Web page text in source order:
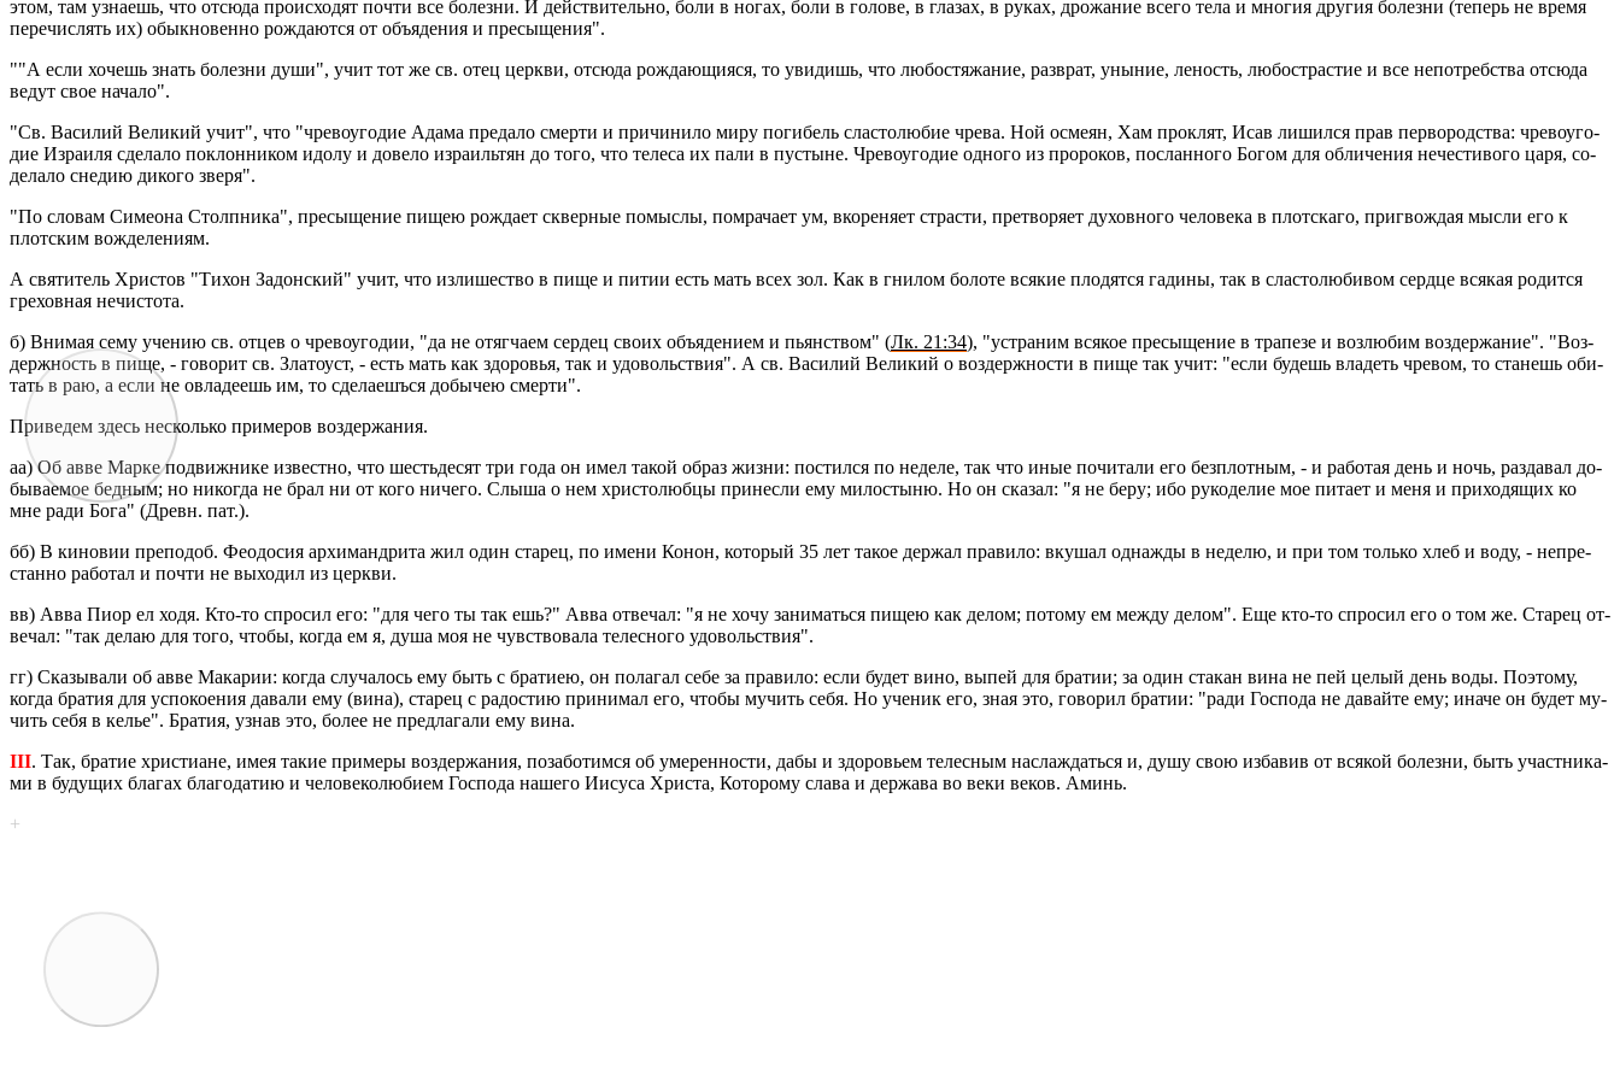
этом, там узна­ешь, что от­сю­да про­ис­хо­дят почти все бо­лез­ни. И дей­стви­тель­но, боли в ногах, боли в го­ло­ве, в гла­зах, в руках, дро­жа­ние всего тела и мно­гия дру­гия бо­лез­ни (те­перь не время
пе­ре­чис­лять их) обык­но­вен­но рож­да­ют­ся от объ­яде­ния и пре­сы­ще­ния".
""А если хо­чешь знать бо­лез­ни души", учит тот же св. отец церк­ви, от­сю­да рож­да­ю­щи­я­ся, то уви­дишь, что лю­бо­с­тя­жа­ние, раз­врат, уны­ние, ле­ность, лю­бо­стра­стие и все непо­треб­ства от­сю­да
ведут свое на­ча­ло".
"Св. Ва­си­лий Ве­ли­кий учит", что "чре­во­уго­дие Адама пре­да­ло смер­ти и при­чи­ни­ло миру по­ги­бель сла­сто­лю­бие чрева. Ной осме­ян, Хам про­клят, Исав ли­шил­ся прав пер­во­род­ства: чре­во­уго­
дие Из­ра­и­ля сде­ла­ло по­клон­ни­ком идолу и до­ве­ло из­ра­иль­тян до того, что те­ле­са их пали в пу­стыне. Чре­во­уго­дие од­но­го из про­ро­ков, по­слан­но­го Богом для об­ли­че­ния нече­сти­во­го царя, со­
де­ла­ло сне­дию ди­ко­го зверя".
"По сло­вам Си­мео­на Столп­ни­ка", пре­сы­ще­ние пищею рож­да­ет сквер­ные по­мыс­лы, по­мра­ча­ет ум, вко­ре­ня­ет стра­сти, пре­тво­ря­ет ду­хов­но­го че­ло­ве­ка в плот­ска­го, при­гвож­дая мысли его к
плот­ским во­жде­ле­ни­ям.
А свя­ти­тель Хри­стов "Тихон За­дон­ский" учит, что из­ли­ше­ство в пище и питии есть мать всех зол. Как в гни­лом бо­ло­те вся­кие пло­дят­ся га­ди­ны, так в сла­сто­лю­би­вом серд­це вся­кая ро­дит­ся
гре­хов­ная нечи­сто­та.
б) Вни­мая сему уче­нию св. отцев о чре­во­уго­дии, "да не отяг­ча­ем сер­дец своих объ­яде­ни­ем и пьян­ством" (Лк. 21:34), "устра­ним вся­кое пре­сы­ще­ние в тра­пе­зе и воз­лю­бим воз­дер­жа­ние". "Воз­
держ­ность в пище, - го­во­рит св. Зла­то­уст, - есть мать как здо­ро­вья, так и удо­воль­ствия". А св. Ва­си­лий Ве­ли­кий о воз­держ­но­сти в пище так учит: "если бу­дешь вла­деть чре­вом, то ста­нешь оби­
тать в раю, а если не овла­де­ешь им, то сде­ла­е­шъ­ся до­бы­чею смер­ти".
При­ве­дем здесь несколь­ко при­ме­ров воз­дер­жа­ния.
аа) Об авве Марке по­движ­ни­ке из­вест­но, что ше­сть­де­сят три года он имел такой образ жизни: по­стил­ся по неде­ле, так что иные по­чи­та­ли его без­п­лот­ным, - и ра­бо­тая день и ночь, раз­да­вал до­
бы­ва­е­мое бед­ным; но ни­ко­гда не брал ни от кого ни­че­го. Слыша о нем хри­сто­люб­цы при­нес­ли ему ми­ло­сты­ню. Но он ска­зал: "я не беру; ибо ру­ко­де­лие мое пи­та­ет и меня и при­хо­дя­щих ко
мне ради Бога" (Древн. пат.).
бб) В ки­но­вии пре­по­доб. Фе­о­до­сия ар­хи­манд­ри­та жил один ста­рец, по имени Конон, ко­то­рый 35 лет такое дер­жал пра­ви­ло: вку­шал од­на­ж­ды в неде­лю, и при том толь­ко хлеб и воду, - непре­
стан­но ра­бо­тал и почти не вы­хо­дил из церк­ви.
вв) Авва Пиор ел ходя. Кто-то спро­сил его: "для чего ты так ешь?" Авва от­ве­чал: "я не хочу за­ни­мать­ся пищею как делом; по­то­му ем между делом". Еще кто-то спро­сил его о том же. Ста­рец от­
ве­чал: "так делаю для того, чтобы, когда ем я, душа моя не чув­ство­ва­ла те­лес­но­го удо­воль­ствия".
гг) Ска­зы­ва­ли об авве Ма­ка­рии: когда слу­ча­лось ему быть с бра­ти­ею, он по­ла­гал себе за пра­ви­ло: если будет вино, выпей для бра­тии; за один ста­кан вина не пей целый день воды. По­это­му,
когда бра­тия для успо­ко­е­ния да­ва­ли ему (вина), ста­рец с ра­до­стию при­ни­мал его, чтобы му­чить себя. Но уче­ник его, зная это, го­во­рил бра­тии: "ради Гос­по­да не да­вай­те ему; иначе он будет му­
чить себя в келье". Бра­тия, узнав это, более не пред­ла­га­ли ему вина.
III. Так, бра­тие хри­сти­ане, имея такие при­ме­ры воз­дер­жа­ния, по­за­бо­тим­ся об уме­рен­но­сти, дабы и здо­ро­вьем те­лес­ным на­сла­ждать­ся и, душу свою из­ба­вив от вся­кой бо­лез­ни, быть участ­ни­ка­
ми в бу­ду­щих бла­гах бла­го­да­тию и че­ло­ве­ко­лю­би­ем Гос­по­да на­ше­го Иису­са Хри­ста, Ко­то­ро­му слава и дер­жа­ва во веки веков. Аминь.
+